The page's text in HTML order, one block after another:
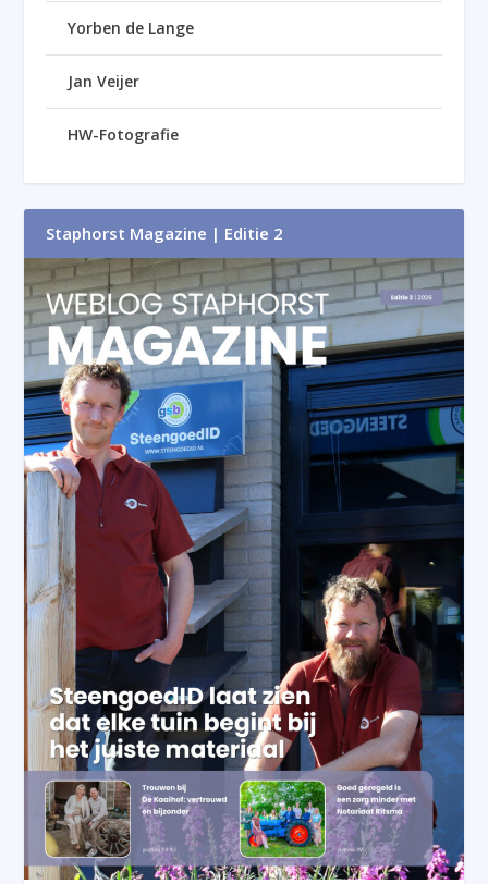
Yorben de Lange
Jan Veijer
HW-Fotografie
Staphorst Magazine | Editie 2